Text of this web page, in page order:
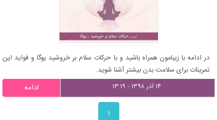
در ادامه با زیبامون همراه باشید و با حرکات سلام بر خروشید یوگا و فواید این
تمرینات برای سلامت بدن بیشتر آشنا شوید.
۱۴ آذر ۱۳۹۸ - ۱۳:۱۹ ادامه
۱